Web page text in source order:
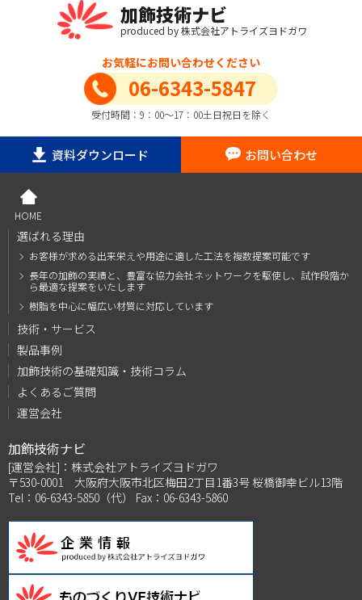
加飾技術ナビ
produced by 株式会社アトライズヨドガワ
お気軽にお問い合わせください
06-6343-5847
受付時間：9：00～17：00土日祝日を除く
資料ダウンロード お問い合わせ
HOME
選ばれる理由
お客様が求める出来栄えや用途に適した工法を複数提案可能です
長年の加飾の実績と、豊富な協力会社ネットワークを駆使し、試作段階か
ら最適な提案をいたします
樹脂を中心に幅広い材質に対応しています
技術・サービス
製品事例
加飾技術の基礎知識・技術コラム
よくあるご質問
運営会社
加飾技術ナビ
[運営会社]：株式会社アトライズヨドガワ
〒530-0001 大阪府大阪市北区梅田2丁目1番3号 桜橋御幸ビル13階
Tel：06-6343-5850（代） Fax：06-6343-5860